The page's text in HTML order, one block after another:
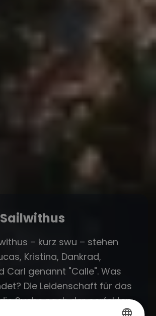
– kurz swu – stehen
Kristina, Dankrad,
Carl genannt "Calle". Was
Die Leidenschaft für das
Suche nach der perfekten